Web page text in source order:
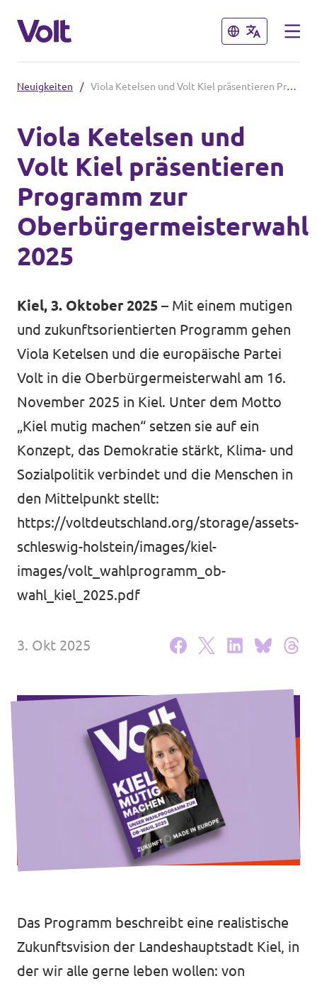
Schließen
Volt Schleswig Holstein Startseite
Lokale Teams
Volt in Deutschland
Website
Volt in deinem Bundesland
Volt Deutschland Merchandise Shop
Schließen
Programm
Über Volt
Menschen
Neuigkeiten
Mache bei Volt mit!
Deine Spende für Volt
Jobs bei Volt Deutschland
Volt vor Ort
Datenschutz
Neuigkeiten / Viola Ketelsen und Volt Kiel präsentieren Programm zur Oberbürgermeisterwahl 2025
Viola Ketelsen und
Volt Kiel präsentieren
Programm zur
Oberbürgermeisterwahl
2025
Kiel, 3. Oktober 2025 – Mit einem mutigen
und zukunftsorientierten Programm gehen
Viola Ketelsen und die europäische Partei
Volt in die Oberbürgermeisterwahl am 16.
November 2025 in Kiel. Unter dem Motto
„Kiel mutig machen“ setzen sie auf ein
Konzept, das Demokratie stärkt, Klima- und
Sozialpolitik verbindet und die Menschen in
den Mittelpunkt stellt:
https://voltdeutschland.org/storage/assets-
schleswig-holstein/images/kiel-
images/volt_wahlprogramm_ob-
wahl_kiel_2025.pdf
3. Okt 2025
Das Programm beschreibt eine realistische
Zukunftsvision der Landeshauptstadt Kiel, in
der wir alle gerne leben wollen: von